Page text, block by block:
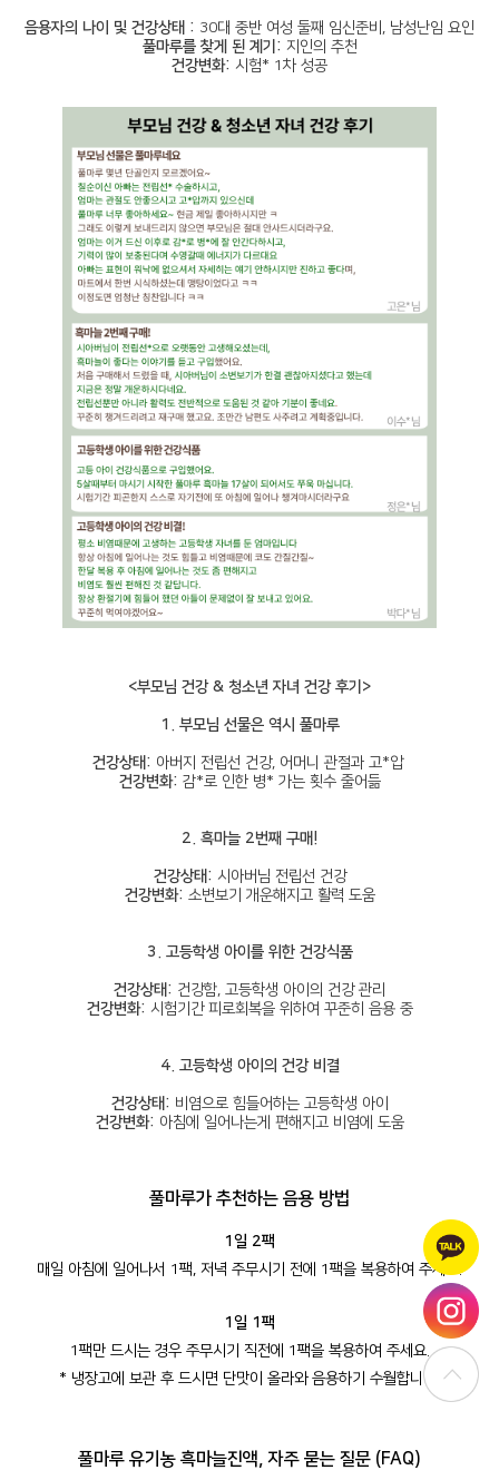
음용자의 나이 및 건강상태 : 30대 중반 여성 둘째 임신준비, 남성난임 요인
풀마루를 찾게 된 계기: 지인의 추천
건강변화: 시험* 1차 성공
<부모님 건강 & 청소년 자녀 건강 후기>
1. 부모님 선물은 역시 풀마루
건강상태: 아버지 전립선 건강, 어머니 관절과 고*압
건강변화: 감*로 인한 병* 가는 횟수 줄어듦
2. 흑마늘 2번째 구매!
건강상태: 시아버님 전립선 건강
건강변화: 소변보기 개운해지고 활력 도움
3. 고등학생 아이를 위한 건강식품
건강상태: 건강함, 고등학생 아이의 건강 관리
건강변화: 시험기간 피로회복을 위하여 꾸준히 음용 중
4. 고등학생 아이의 건강 비결
건강상태: 비염으로 힘들어하는 고등학생 아이
건강변화: 아침에 일어나는게 편해지고 비염에 도움
풀마루가 추천하는 음용 방법
1일 2팩
매일 아침에 일어나서 1팩, 저녁 주무시기 전에 1팩을 복용하여 주세요.
1일 1팩
1팩만 드시는 경우 주무시기 직전에 1팩을 복용하여 주세요.
* 냉장고에 보관 후 드시면 단맛이 올라와 음용하기 수월합니다.
풀마루 유기농 흑마늘진액, 자주 묻는 질문 (FAQ)